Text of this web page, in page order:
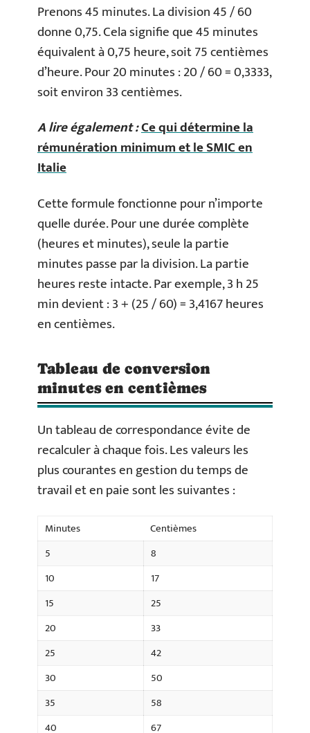
Prenons 45 minutes. La division 45 / 60
donne 0,75. Cela signifie que 45 minutes
équivalent à 0,75 heure, soit 75 centièmes
d’heure. Pour 20 minutes : 20 / 60 = 0,3333,
soit environ 33 centièmes.
A lire également :Ce qui détermine la
rémunération minimum et le SMIC en
Italie
Cette formule fonctionne pour n’importe
quelle durée. Pour une durée complète
(heures et minutes), seule la partie
minutes passe par la division. La partie
heures reste intacte. Par exemple, 3 h 25
min devient : 3 + (25 / 60) = 3,4167 heures
en centièmes.
Tableau de conversion
minutes en centièmes
Un tableau de correspondance évite de
recalculer à chaque fois. Les valeurs les
plus courantes en gestion du temps de
travail et en paie sont les suivantes :
Minutes
Centièmes
5
8
10
17
15
25
20
33
25
42
30
50
35
58
40
67